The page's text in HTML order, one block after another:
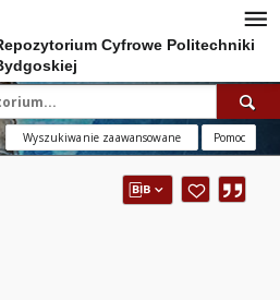
Cyfrowe Politechniki
Wyszukiwanie zaawansowane Pomoc